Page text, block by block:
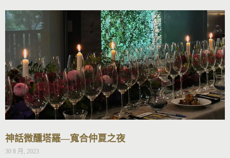
神話微醺塔羅—寬合仲夏之夜
30 8 月, 2023